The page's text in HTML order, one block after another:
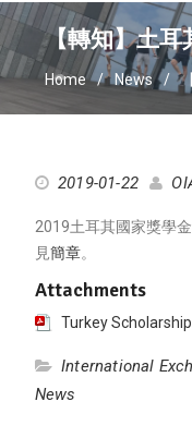
【轉知】土耳
Home News
2019-01-22
2019土耳其國家獎學
見簡章。
Attachments
Turkey Scholarship
International
News